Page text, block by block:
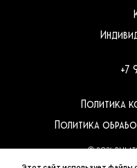
© 2026
Политика
Политика
+7